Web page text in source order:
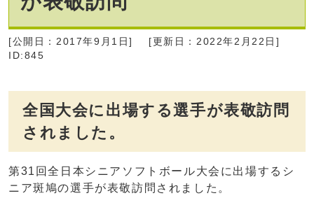
[公開日：2017年9月1日]
[更新日：2022年2月22日]
ID:845
全国大会に出場する選手が表敬訪問
されました。
第31回全日本シニアソフトボール大会に出場するシ
ニア斑鳩の選手が表敬訪問されました。